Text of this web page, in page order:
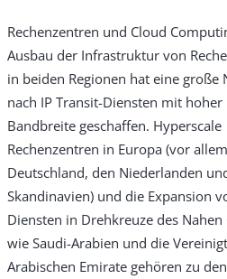
Rechenzentren und Cloud
Ausbau der Infrastruktur von
in beiden Regionen hat eine große
nach IP Transit-Diensten mit hoher
Bandbreite geschaffen. Hyperscale
Rechenzentren in Europa (vor
Deutschland, den Niederlanden
Skandinavien) und die Expansion
Diensten in Drehkreuze des Nahen
wie Saudi-Arabien und die
Arabischen Emirate gehören zu